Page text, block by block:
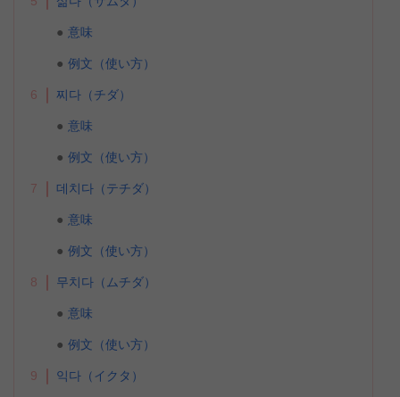
意味
例文（使い方）
6 찌다（チダ）
意味
例文（使い方）
7 데치다（テチダ）
意味
例文（使い方）
8 무치다（ムチダ）
意味
例文（使い方）
9 익다（イクタ）